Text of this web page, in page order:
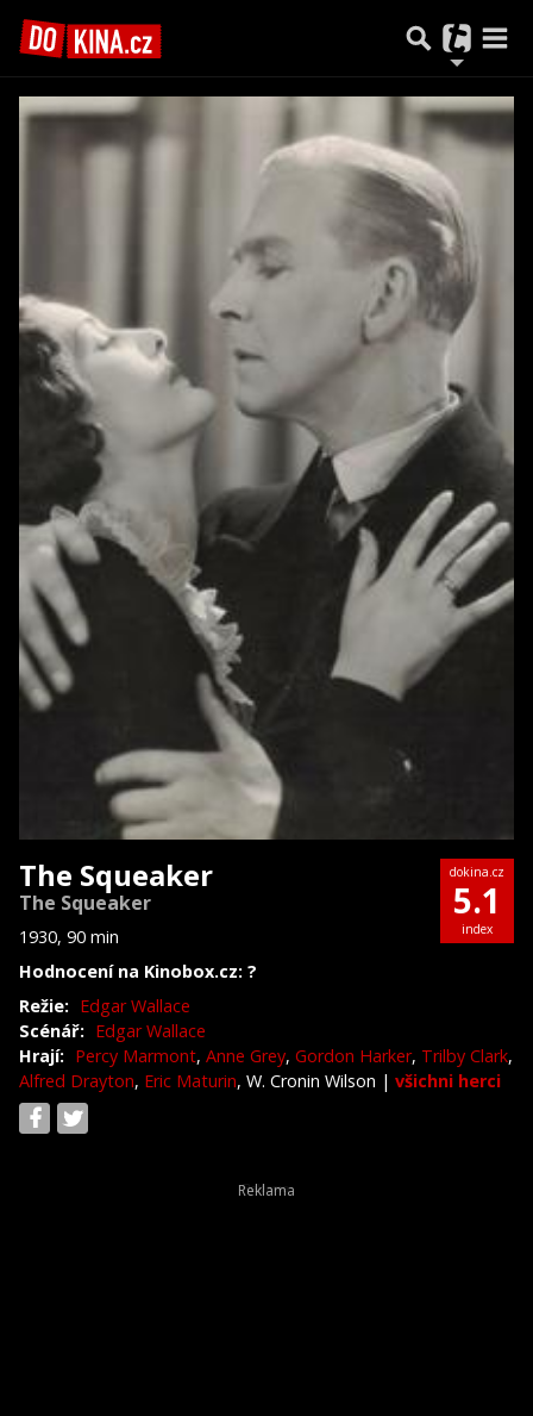
The Squeaker
The Squeaker
1930, 90 min
Hodnocení na Kinobox.cz: ?
dokina.cz
5.1
index
Režie: Edgar Wallace
Scénář: Edgar Wallace
Hrají: Percy Marmont, Anne Grey, Gordon Harker, Trilby Clark,
Alfred Drayton, Eric Maturin, W. Cronin Wilson | všichni herci